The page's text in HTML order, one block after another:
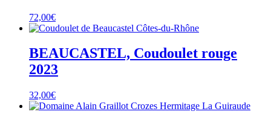
72,00€
BEAUCASTEL, Coudoulet rouge
2023
32,00€